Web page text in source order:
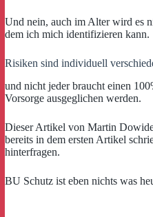
Und nein, auch im Alter wird es
dem ich mich identifizieren kann.
Risiken sind individuell
und nicht jeder braucht einen
Vorsorge ausgeglichen werden.
Dieser Artikel von Martin
bereits in dem ersten Artikel
hinterfragen.
BU Schutz ist eben nichts was